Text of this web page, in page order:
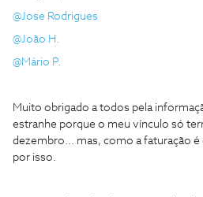
@Jose Rodrigues
@João H.
@Mário P.
Muito obrigado a todos pela
estranhe porque o meu vínculo só
dezembro... mas, como a faturação é
por isso.